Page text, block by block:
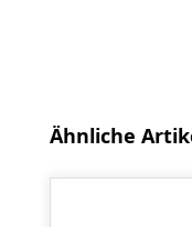
Produktgalerie
Ähnliche